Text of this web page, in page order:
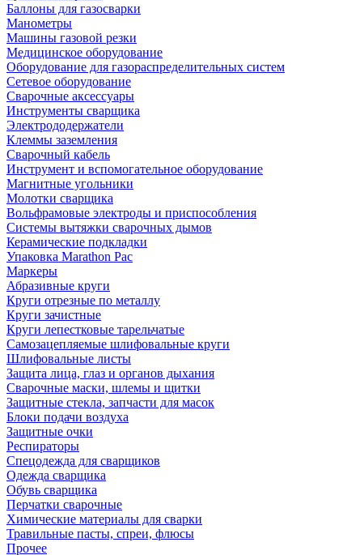
Баллоны для газосварки
Манометры
Машины газовой резки
Медицинское оборудование
Оборудование для газораспределительных систем
Сетевое оборудование
Сварочные аксессуары
Инструменты сварщика
Электрододержатели
Клеммы заземления
Сварочный кабель
Инструмент и вспомогательное оборудование
Магнитные угольники
Молотки сварщика
Вольфрамовые электроды и приспособления
Системы вытяжки сварочных дымов
Керамические подкладки
Упаковка Marathon Pac
Маркеры
Абразивные круги
Круги отрезные по металлу
Круги зачистные
Круги лепестковые тарельчатые
Самозацепляемые шлифовальные круги
Шлифовальные листы
Защита лица, глаз и органов дыхания
Сварочные маски, шлемы и щитки
Защитные стекла, запчасти для масок
Блоки подачи воздуха
Защитные очки
Респираторы
Спецодежда для сварщиков
Одежда сварщика
Обувь сварщика
Перчатки сварочные
Химические материалы для сварки
Травильные пасты, спреи, флюсы
Прочее